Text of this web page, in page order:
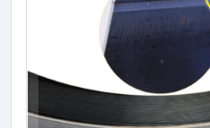
IXPE防静电
联系我们
ixpe防静电棉
招商合作
刀版弹垫 补底纸
胶条 橡